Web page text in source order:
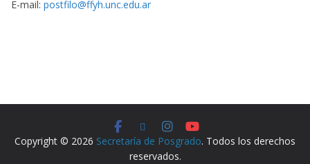
E-mail: postfilo@ffyh.unc.edu.ar
Copyright © 2026 Secretaría de Posgrado. Todos los derechos
reservados.